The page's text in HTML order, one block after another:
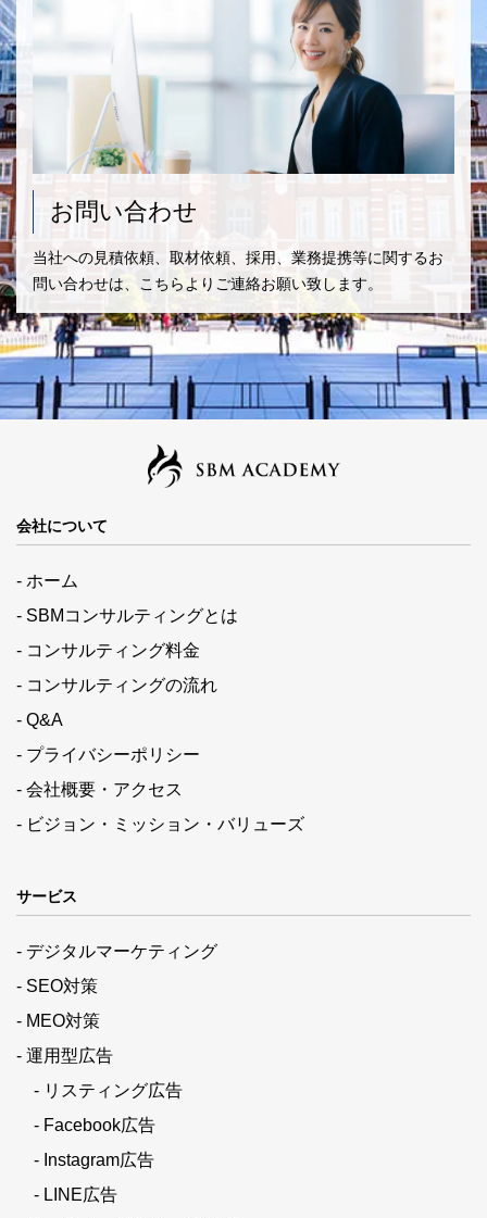
お問い合わせ
当社への見積依頼、取材依頼、採用、業務提携等に関するお
問い合わせは、こちらよりご連絡お願い致します。
会社について
- ホーム
- SBMコンサルティングとは
- コンサルティング料金
- コンサルティングの流れ
- Q&A
- プライバシーポリシー
- 会社概要・アクセス
- ビジョン・ミッション・バリューズ
サービス
- デジタルマーケティング
- SEO対策
- MEO対策
- 運用型広告
- リスティング広告
- Facebook広告
- Instagram広告
- LINE広告